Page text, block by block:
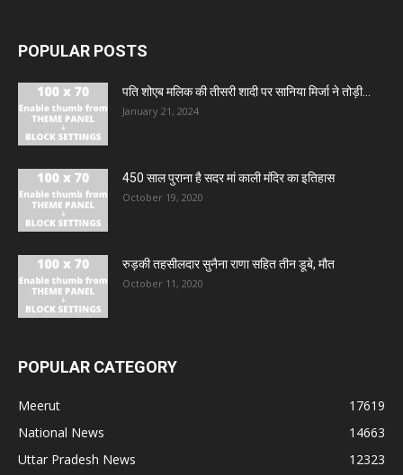
POPULAR POSTS
पति शोएब मलिक की तीसरी शादी पर सानिया मिर्जा ने तोड़ी...
January 21, 2024
450 साल पुराना है सदर मां काली मंदिर का इतिहास
October 19, 2020
रुड़की तहसीलदार सुनैना राणा सहित तीन डूबे, मौत
October 11, 2020
POPULAR CATEGORY
Meerut
17619
National News
14663
Uttar Pradesh News
12323